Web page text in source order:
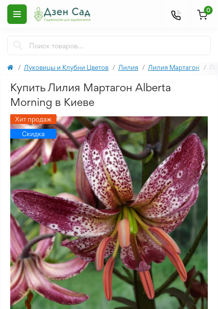
0
Луковицы и Клубни Цветов Лилия Лилия Мартагон
Купить Лилия Мартагон Alberta
Morning в Киеве
Хит продаж
Скидка